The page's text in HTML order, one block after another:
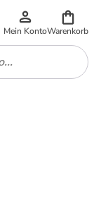
Mein KontoWarenkorb